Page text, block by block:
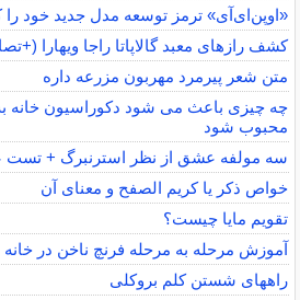
«اوپن‌ای‌آی» ترمز توسعه مدل جدید خود را
کشف رازهای معبد گالاپاتا راجا ویهارا
متن شعر پیرمرد مهربون مزرعه داره
چه چیزی باعث می شود دکوراسیون خانه به
محبوب شود
سه مولفه عشق از نظر استرنبرگ + تست
خواص ذکر یا کریم الصفح و معنای آن
تقویم مایا چیست؟
آموزش مرحله به مرحله فرنچ ناخن در خانه
راههای شستن کلم بروکلی